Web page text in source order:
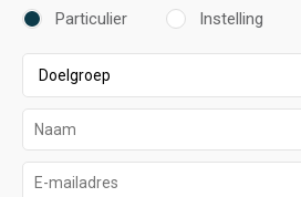
Particulier Instelling